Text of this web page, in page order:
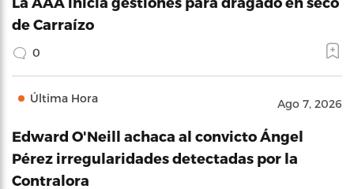
de Carraízo
0
Última Hora Ago 7, 2026
Edward O'Neill achaca al convicto Ángel
Pérez irregularidades detectadas por la
Contralora